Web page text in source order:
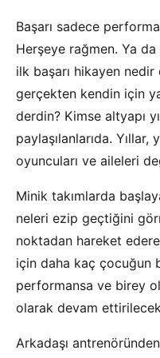
Başarı sadece
Herşeye rağmen. Ya
ilk başarı hikayen
gerçekten kendin için
derdin? Kimse altyapı
paylaşılanlarıda.
oyuncuları ve aileleri
Minik takımlarda
neleri ezip geçtiğini
noktadan hareket
için daha kaç çocuğun
performansa ve birey
olarak devam
Arkadaşı